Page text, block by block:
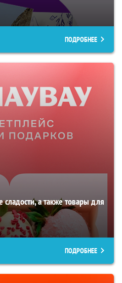
ПОДРОБНЕЕ
а также товары для
ПОДРОБНЕЕ